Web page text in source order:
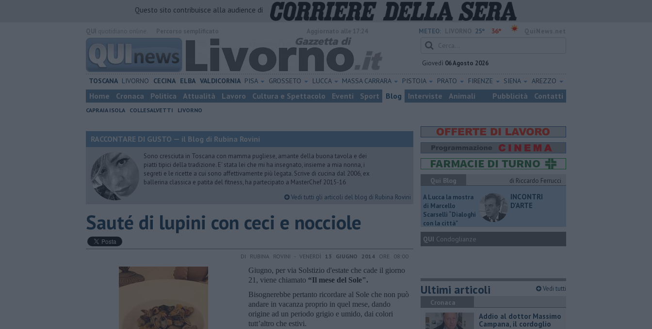
Questo sito contribuisce alla audience di
METEO: 25° 36°
Giovedì 06 Agosto 2026
TOSCANA LIVORNO CECINA ELBA VALDICORNIA PISA GROSSETO LUCCA MASSA CARRARA PISTOIA PRATO FIRENZE SIENA AREZZO
Home Cronaca Politica Attualità Lavoro Cultura e Spettacolo Eventi Sport Blog Interviste Animali Pubblicità Contatti
CAPRAIA ISOLA COLLESALVETTI LIVORNO
RACCONTARE DI GUSTO — il Blog di Rubina Rovini
Sono cresciuta in Toscana con mamma pugliese, amante della buona tavola e dei
piatti tipici della tradizione. E' stata lei che mi ha insegnato, insieme a mia nonna, i
segreti e le ricette a cui sono affettivamente più legata. Scrive di cucina dal 2006, ex
ballerina classica e patita del fitness, ha partecipato a MasterChef 2015-16
Vedi tutti gli articoli del blog di Rubina Rovini
Sauté di lupini con ceci e nocciole
DI RUBINA ROVINI - VENERDÌ 13 GIUGNO 2014 ORE 08:00
Giugno, per via Solstizio d'estate che cade il giorno
21, viene chiamato “Il mese del Sole".
Bisognerebbe pertanto ricordare al Sole che non può
andare in vacanza proprio in quel mese, dando
origine ad un periodo grigio e umido, dai colori
tutt’altro che estivi.
Qui Blog
di Riccardo Ferrucci
A Lucca la mostra
di Marcello
Scarselli “Dialoghi
con la città"
INCONTRI
D'ARTE
QUI Condoglianze
Ultimi articoli Vedi tutti
Cronaca
Addio al dottor Massimo
Campana, il cordoglio